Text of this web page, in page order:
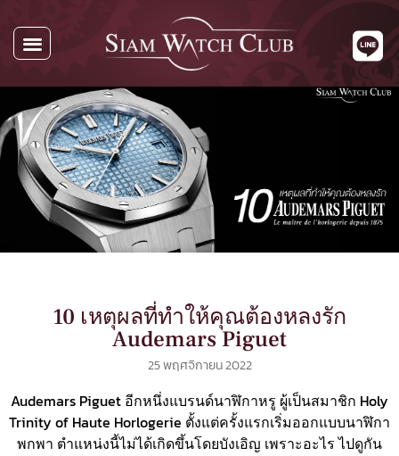
10 เหตุผลที่ทำให้คุณต้องหลงรัก
Audemars Piguet
25 พฤศจิกายน 2022
Audemars Piguet อีกหนึ่งแบรนด์นาฬิกาหรู ผู้เป็นสมาชิก Holy
Trinity of Haute Horlogerie ตั้งแต่ครั้งแรกเริ่มออกแบบนาฬิกา
พกพา ตำแหน่งนี้ไม่ได้เกิดขึ้นโดยบังเอิญ เพราะอะไร ไปดูกัน